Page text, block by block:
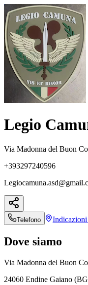
Legio
Via Madonna del Buon
+393297240596
Telefono Indicazioni
Dove siamo
Via Madonna del Buon
24060 Endine Gaiano